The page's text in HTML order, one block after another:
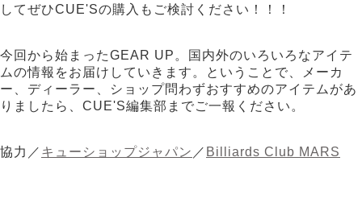
してぜひCUE'Sの購入もご検討ください！！！
今回から始まったGEAR UP。国内外のいろいろなアイテ
ムの情報をお届けしていきます。ということで、メーカ
ー、ディーラー、ショップ問わずおすすめのアイテムがあ
りましたら、CUE'S編集部までご一報ください。
協力／ キューショップジャパン ／ Billiards Club MARS